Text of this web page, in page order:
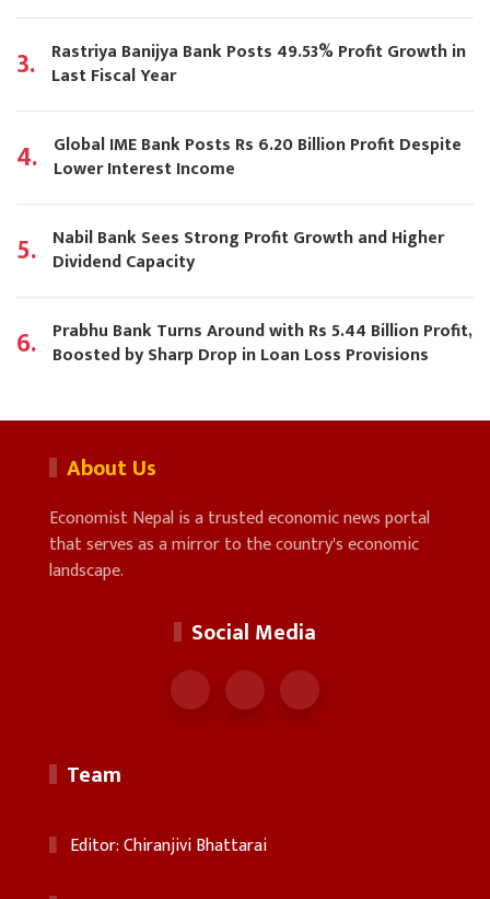
3. Rastriya Banijya Bank Posts 49.53% Profit Growth in
Last Fiscal Year
4. Global IME Bank Posts Rs 6.20 Billion Profit Despite
Lower Interest Income
5. Nabil Bank Sees Strong Profit Growth and Higher
Dividend Capacity
6. Prabhu Bank Turns Around with Rs 5.44 Billion Profit,
Boosted by Sharp Drop in Loan Loss Provisions
About Us
Economist Nepal is a trusted economic news portal
that serves as a mirror to the country's economic
landscape.
Social Media
Team
Editor: Chiranjivi Bhattarai